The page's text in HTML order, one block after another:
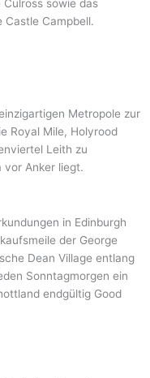
sowie das
Castle Campbell.
Metropole zur
Royal Mile, Holyrood
Leith zu
vor Anker liegt.
in Edinburgh
der George
Dean Village entlang
Sonntagmorgen ein
endgültig Good